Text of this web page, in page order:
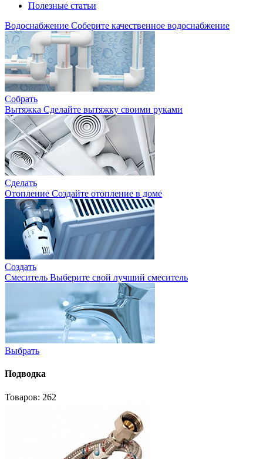
Полезные статьи
Водоснабжение Соберите качественное водоснабжение
Собрать
Вытяжка Сделайте вытяжку своими руками
Сделать
Отопление Создайте отопление в доме
Создать
Смеситель Выберите свой лучший смеситель
Выбрать
Подводка
Товаров: 262